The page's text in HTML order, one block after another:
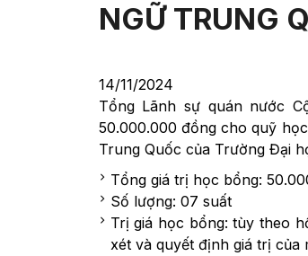
NGỮ TRUNG
14/11/2024
Tổng Lãnh sự quán nước
50.000.000 đồng cho quỹ
Trung Quốc của Trường Đại
Tổng giá trị học bổng:
Số lượng: 07 suất
Trị giá học bổng: tùy theo
xét và quyết định giá trị của